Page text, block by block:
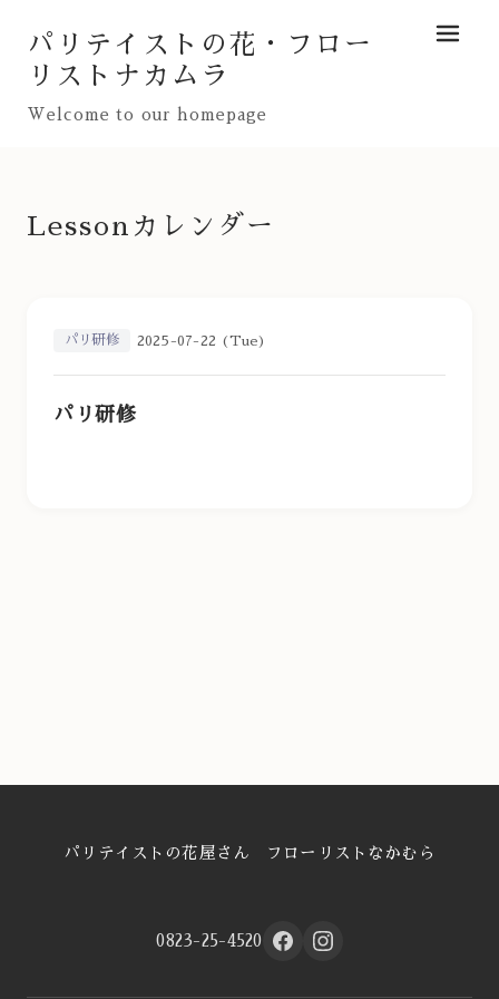
パリテイストの花・フロー
リストナカムラ
Welcome to our homepage
メニュ
Lessonカレンダー
パリ研修 2025-07-22 (Tue)
パリ研修
パリテイストの花屋さん フローリストなかむら
0823-25-4520